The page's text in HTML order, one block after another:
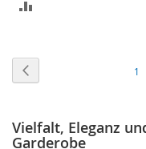
HINZUFÜGEN
1
Vielfalt, Eleganz
Garderobe